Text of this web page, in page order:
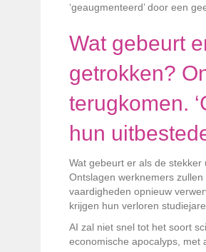
‘geaugmenteerd’ door een
Wat gebeurt
getrokken?
terugkomen.
hun
Wat gebeurt er als de
Ontslagen werknemers
vaardigheden opnieuw
krijgen hun verloren
AI zal niet snel tot het soort
economische apocalyps, met